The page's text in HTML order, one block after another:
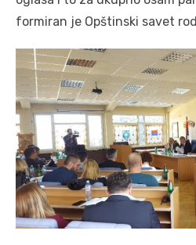
formiran je Opštinski savet